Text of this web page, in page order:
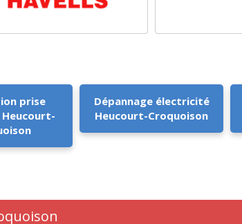
prise
Dépannage électricité
Heucourt-Croquoison